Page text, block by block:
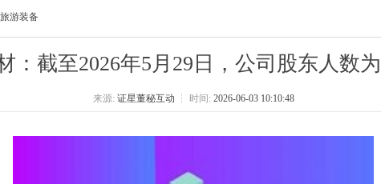
旅游装备
：截至2026年5月29日，公司股东人数为
来源: 证星董秘互动 ┆ 时间: 2026-06-03 10:10:48